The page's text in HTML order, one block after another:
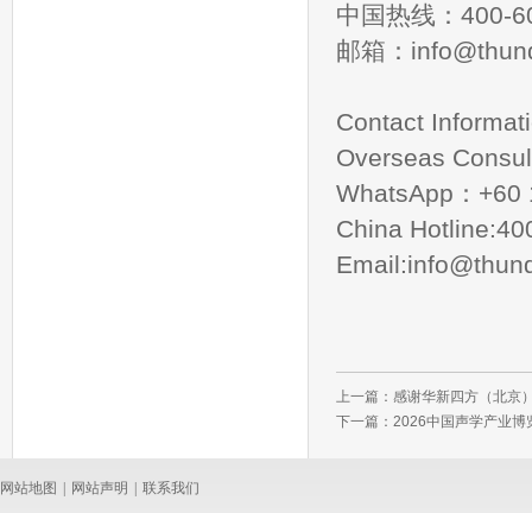
中国热线：400-
邮箱：
Contact
Overseas
WhatsApp：+60
China
Email:
上一篇： 感谢华新四方（北京
下一篇： 2026中国声学产业博
网站地图 网站声明 联系我们